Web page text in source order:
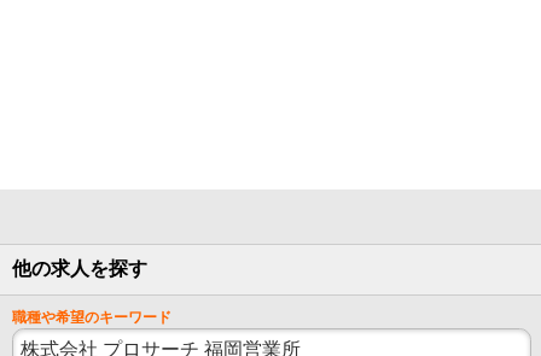
他の求人を探す
職種や希望のキーワード